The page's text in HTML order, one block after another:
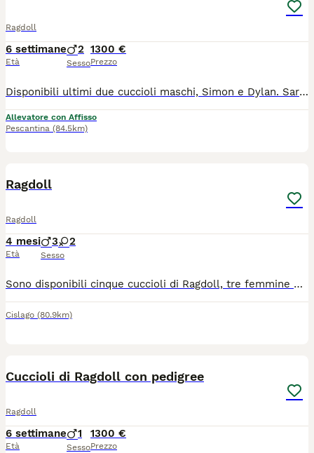
Ragdoll
6 settimane
Età
2
Sesso
1300 €
Prezzo
Disponibili ultimi due cuccioli maschi, Simon e Dylan. Saranno pronti per raggiungere la loro nuova casa a fine settembre Sono dolci e giocherelloni, cercano tanto il contatto umano Verranno ceduto con pedigree, microchip, profilassi sanitaria, libretto e passaggio di proprietà. Per ulteriori foto/video e informazioni non esitate a contattarmi
Allevatore con Affisso
Pescantina (84.5km)
Ragdoll
Ragdoll
4 mesi
Età
3 2
Sesso
Sono disponibili cinque cuccioli di Ragdoll, tre femmine e due maschi nelle varietà mitted ( seal e tabby ) e bicolour. Potranno raggiungere la loro nuova famiglia al compimento del terzo mese di età con: -regolare libretto sanitario - doppia vaccinazione trivalente vaccino contro la leucemia -sverminati -microchip -certificato di buona salute - documentazione relativa ai genitori testati geneticamente ed esenti da PKD e HCM , negativi a Fiv, Felv e giardia -Pedigree FIAF -contratto di cessione Il prezzo indicato è da intendersi per un Ragdoll da compagnia . Se interessati scrivete in privato, grazie
Cislago (80.9km)
Cuccioli di Ragdoll con pedigree
Ragdoll
6 settimane
Età
1
Sesso
1300 €
Prezzo